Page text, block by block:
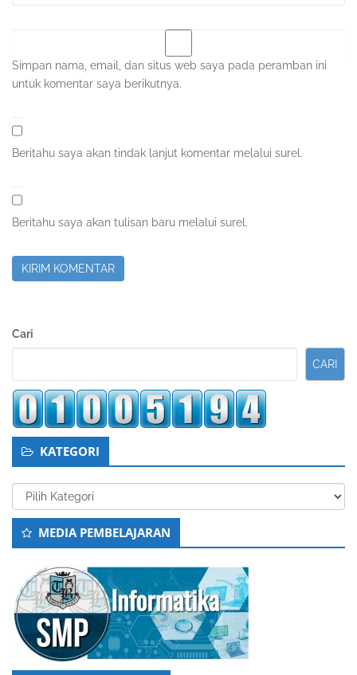
Simpan nama, email, dan situs web saya pada peramban ini
untuk komentar saya berikutnya.
Beritahu saya akan tindak lanjut komentar melalui surel.
Beritahu saya akan tulisan baru melalui surel.
Sidebar
Cari
CARI
KATEGORI
Kategori
MEDIA PEMBELAJARAN